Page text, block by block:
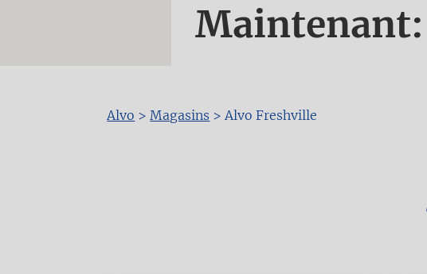
Maintenant:
Fil
Alvo > Magasins > Alvo Freshville